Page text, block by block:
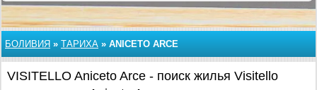
БОЛИВИЯ » ТАРИХА » ANICETO ARCE
VISITELLO Aniceto Arce - поиск жилья Visitello